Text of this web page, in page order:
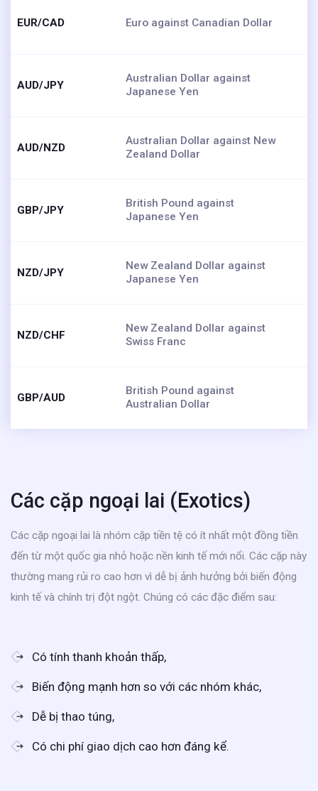
EUR/CAD Euro against Canadian Dollar
AUD/JPY
Australian Dollar against
Japanese Yen
AUD/NZD
Australian Dollar against New
Zealand Dollar
GBP/JPY
British Pound against
Japanese Yen
NZD/JPY
New Zealand Dollar against
Japanese Yen
NZD/CHF
New Zealand Dollar against
Swiss Franc
GBP/AUD
British Pound against
Australian Dollar
Các cặp ngoại lai (Exotics)
Các cặp ngoại lai là nhóm cặp tiền tệ có ít nhất một đồng tiền
đến từ một quốc gia nhỏ hoặc nền kinh tế mới nổi. Các cặp này
thường mang rủi ro cao hơn vì dễ bị ảnh hưởng bởi biến động
kinh tế và chính trị đột ngột. Chúng có các đặc điểm sau:
Có tính thanh khoản thấp,
Biến động mạnh hơn so với các nhóm khác,
Dễ bị thao túng,
Có chi phí giao dịch cao hơn đáng kể.